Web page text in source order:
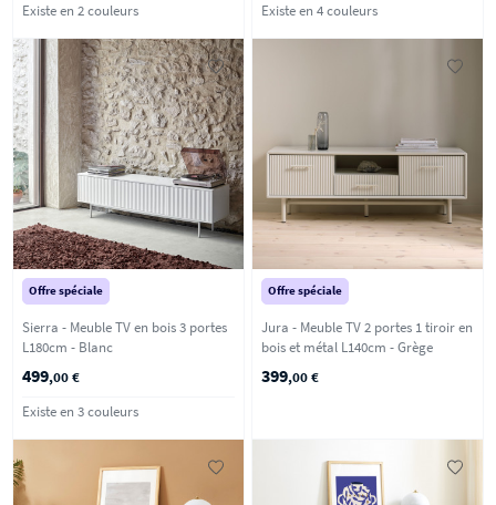
Existe en 2 couleurs
Existe en 4 couleurs
Offre spéciale
Sierra - Meuble TV en bois 3 portes
L180cm - Blanc
499,00 €
Existe en 3 couleurs
Offre spéciale
Jura - Meuble TV 2 portes 1 tiroir en
bois et métal L140cm - Grège
399,00 €